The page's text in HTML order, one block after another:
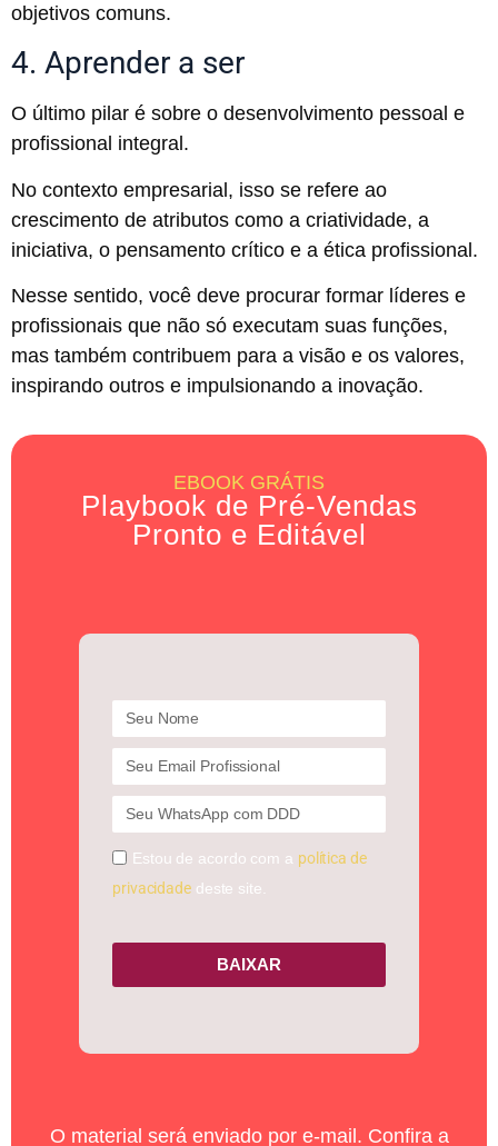
objetivos comuns.
4. Aprender a ser
O último pilar é sobre o desenvolvimento pessoal e
profissional integral.
No contexto empresarial, isso se refere ao
crescimento de atributos como a criatividade, a
iniciativa, o pensamento crítico e a ética profissional.
Nesse sentido, você deve procurar formar líderes e
profissionais que não só executam suas funções,
mas também contribuem para a visão e os valores,
inspirando outros e impulsionando a inovação.
EBOOK GRÁTIS
Playbook de Pré-Vendas
Pronto e Editável
Estou de acordo com a política de
privacidadedeste site.
BAIXAR
O material será enviado por e-mail. Confira a